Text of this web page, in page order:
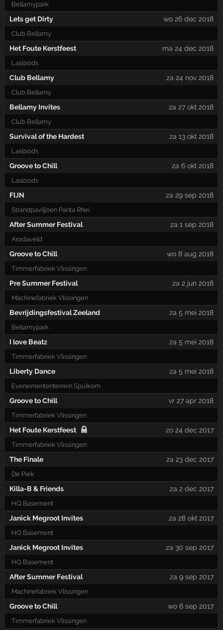
Bellamypark
Lets get Dirty wo 26 dec 2018
Club Bellamy
Het Foute Kerstfeest ma 24 dec 2018
Lasloods
Club Bellamy za 24 nov 2018
Club Bellamy
Bellamy Invites za 27 okt 2018
Club Bellamy
Survival of the Hardest za 13 okt 2018
Lasloods
Groove to Chill za 6 okt 2018
Lasloods
FIJN za 29 sep 2018
Strandpaviljoen Panta Rhei
After Summer Festival za 1 sep 2018
Arodaveld
Groove to Chill wo 8 aug 2018
Timmerfabriek Vlissingen
Pre Summer Festival za 2 jun 2018
Machinefabriek Vlissingen
Bevrijdingsfestival Zeeland za 5 mei 2018
Bellamypark
I love Beatz za 5 mei 2018
Timmerfabriek Vlissingen
Liberty Dance za 5 mei 2018
Evenemententerrein Spuikom
Groove to Chill vr 27 apr 2018
Timmerfabriek Vlissingen
Het Foute Kerstfeest zo 24 dec 2017
Timmerfabriek Vlissingen
The Finale za 23 dec 2017
De Piek
Killa-B & Friends za 2 dec 2017
HQ Basement
Janick Megroot Invites za 28 okt 2017
HQ Basement
Janick Megroot Invites za 30 sep 2017
HQ Basement
After Summer Festival za 9 sep 2017
Machinefabriek Vlissingen
Groove to Chill wo 6 sep 2017
Timmerfabriek Vlissingen